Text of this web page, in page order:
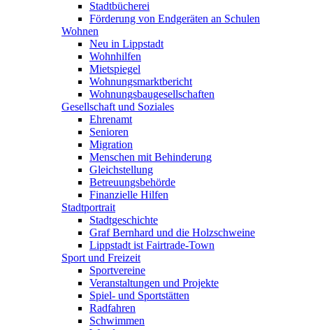
Stadtbücherei
Förderung von Endgeräten an Schulen
Wohnen
Neu in Lippstadt
Wohnhilfen
Mietspiegel
Wohnungsmarktbericht
Wohnungsbaugesellschaften
Gesellschaft und Soziales
Ehrenamt
Senioren
Migration
Menschen mit Behinderung
Gleichstellung
Betreuungsbehörde
Finanzielle Hilfen
Stadtportrait
Stadtgeschichte
Graf Bernhard und die Holzschweine
Lippstadt ist Fairtrade-Town
Sport und Freizeit
Sportvereine
Veranstaltungen und Projekte
Spiel- und Sportstätten
Radfahren
Schwimmen